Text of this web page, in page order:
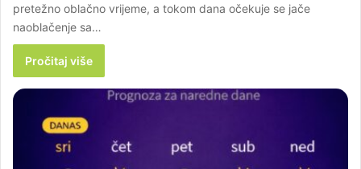
pretežno oblačno vrijeme, a tokom dana očekuje se jače
naoblačenje sa…
Pročitaj više